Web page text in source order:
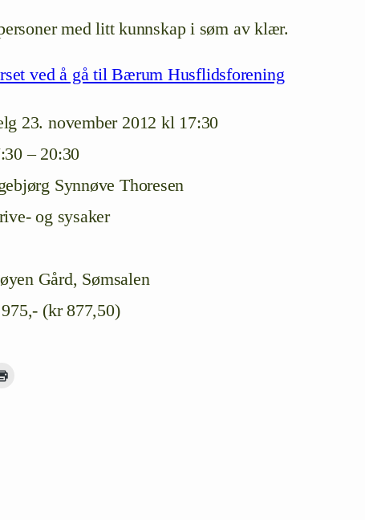
med litt kunnskap i søm av klær.
ved å gå til Bærum Husflidsforening
23. november 2012 kl 17:30
– 20:30
Synnøve Thoresen
og sysaker
Gård, Sømsalen
(kr 877,50)